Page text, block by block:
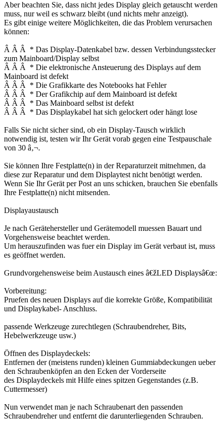
Aber beachten Sie, dass nicht jedes Display gleich getauscht werden
muss, nur weil es schwarz bleibt (und nichts mehr anzeigt).
Es gibt einige weitere Möglichkeiten, die das Problem verursachen
können:
Â Â Â * Das Display-Datenkabel bzw. dessen Verbindungsstecker
zum Mainboard/Display selbst
Â Â Â * Die elektronische Ansteuerung des Displays auf dem
Mainboard ist defekt
Â Â Â * Die Grafikkarte des Notebooks hat Fehler
Â Â Â * Der Grafikchip auf dem Mainboard ist defekt
Â Â Â * Das Mainboard selbst ist defekt
Â Â Â * Das Displaykabel hat sich gelockert oder hängt lose
Falls Sie nicht sicher sind, ob ein Display-Tausch wirklich
notwendig ist, testen wir Ihr Gerät vorab gegen eine Testpauschale
von 30 â‚¬.
Sie können Ihre Festplatte(n) in der Reparaturzeit mitnehmen, da
diese zur Reparatur und dem Displaytest nicht benötigt werden.
Wenn Sie Ihr Gerät per Post an uns schicken, brauchen Sie ebenfalls
Ihre Festplatte(n) nicht mitsenden.
Displayaustausch
Je nach Gerätehersteller und Gerätemodell muessen Bauart und
Vorgehensweise beachtet werden.
Um herauszufinden was fuer ein Display im Gerät verbaut ist, muss
es geöffnet werden.
Grundvorgehensweise beim Austausch eines â€žLED Displaysâ€œ:
Vorbereitung:
Pruefen des neuen Displays auf die korrekte Größe, Kompatibilität
und Displaykabel- Anschluss.
passende Werkzeuge zurechtlegen (Schraubendreher, Bits,
Hebelwerkzeuge usw.)
Öffnen des Displaydeckels:
Entfernen der (meistens runden) kleinen Gummiabdeckungen ueber
den Schraubenköpfen an den Ecken der Vorderseite
des Displaydeckels mit Hilfe eines spitzen Gegenstandes (z.B.
Cuttermesser)
Nun verwendet man je nach Schraubenart den passenden
Schraubendreher und entfernt die darunterliegenden Schrauben.